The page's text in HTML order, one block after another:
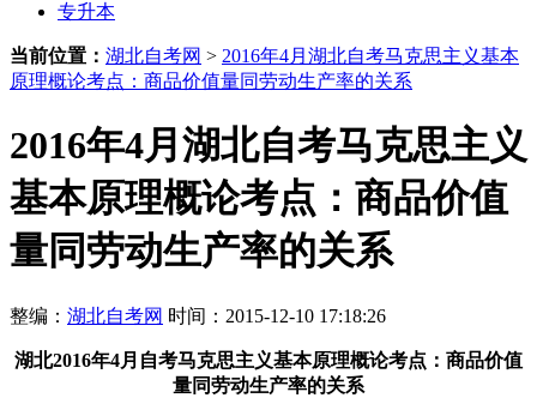
专升本
当前位置： 湖北自考网 > 2016年4月湖北自考马克思主义基本
原理概论考点：商品价值量同劳动生产率的关系
2016年4月湖北自考马克思主义
基本原理概论考点：商品价值
量同劳动生产率的关系
整编： 湖北自考网 时间：2015-12-10 17:18:26
湖北2016年4月自考马克思主义基本原理概论考点： 商品价值
量同劳动生产率的关系